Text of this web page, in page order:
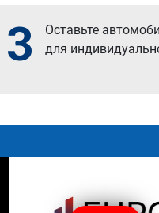
3
Оставьте
для